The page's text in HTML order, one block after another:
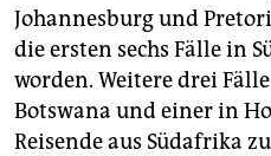
Johannesburg und
die ersten sechs Fälle in
worden. Weitere drei
Botswana und einer in
Reisende aus Südafrika